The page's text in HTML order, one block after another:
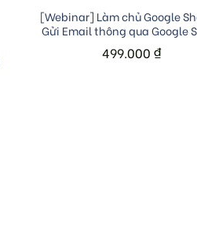
Add to cart
[Webinar] Làm chủ Google
Gửi Email thông qua Google
499.000 ₫